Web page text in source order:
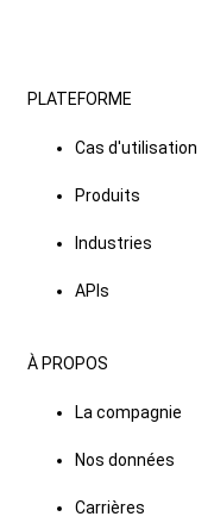
PLATEFORME
Cas d'utilisation
Produits
Industries
APIs
À PROPOS
La compagnie
Nos données
Carrières